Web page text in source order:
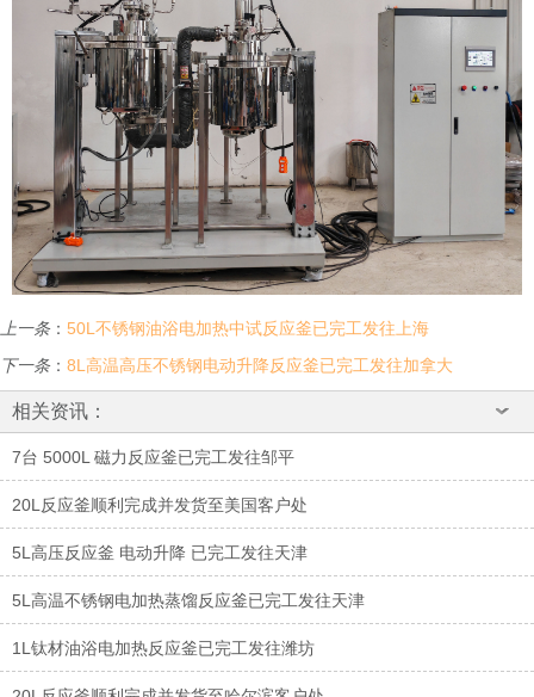
上一条： 50L不锈钢油浴电加热中试反应釜已完工发往上海
下一条： 8L高温高压不锈钢电动升降反应釜已完工发往加拿大
相关资讯：
7台 5000L 磁力反应釜已完工发往邹平
20L反应釜顺利完成并发货至美国客户处
5L高压反应釜 电动升降 已完工发往天津
5L高温不锈钢电加热蒸馏反应釜已完工发往天津
1L钛材油浴电加热反应釜已完工发往潍坊